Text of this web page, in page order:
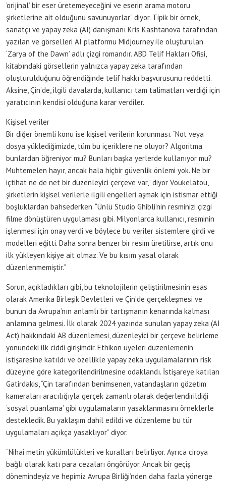
‘orijinal’ bir eser üretemeyeceğini ve eserin arama motoru
şirketlerine ait olduğunu savunuyorlar” diyor. Tipik bir örnek,
sanatçı ve yapay zeka (AI) danışmanı Kris Kashtanova tarafından
yazılan ve görselleri AI platformu Midjourney ile oluşturulan
‘Zarya of the Dawn’ adlı çizgi romandır. ABD Telif Hakları Ofisi,
kitabındaki görsellerin yalnızca yapay zeka tarafından
oluşturulduğunu öğrendiğinde telif hakkı başvurusunu reddetti.
Aksine, Çin’de, ilgili davalarda, kullanıcı tam talimatları verdiği için
yaratıcının kendisi olduğuna karar verdiler.
Kişisel veriler
Bir diğer önemli konu ise kişisel verilerin korunması. “Not veya
dosya yüklediğimizde, tüm bu içeriklere ne oluyor? Algoritma
bunlardan öğreniyor mu? Bunları başka yerlerde kullanıyor mu?
Muhtemelen hayır, ancak hala hiçbir güvenlik önlemi yok. Ne bir
içtihat ne de net bir düzenleyici çerçeve var,” diyor Voukelatou,
şirketlerin kişisel verilerle ilgili engelleri aşmak için istismar ettiği
boşluklardan bahsederken. “Ünlü Studio Ghibli’nin resminizi çizgi
filme dönüştüren uygulaması gibi. Milyonlarca kullanıcı, resminin
işlenmesi için onay verdi ve böylece bu veriler sistemlere girdi ve
modelleri eğitti. Daha sonra benzer bir resim üretilirse, artık onu
ilk yükleyen kişiye ait olmaz. Ve bu kısım yasal olarak
düzenlenmemiştir.”
Sorun, açıkladıkları gibi, bu teknolojilerin geliştirilmesinin esas
olarak Amerika Birleşik Devletleri ve Çin’de gerçekleşmesi ve
bunun da Avrupa’nın anlamlı bir tartışmanın kenarında kalması
anlamına gelmesi. İlk olarak 2024 yazında sunulan yapay zeka (AI
Act) hakkındaki AB düzenlemesi, düzenleyici bir çerçeve belirleme
yönündeki ilk ciddi girişimdir. Ethikon üyeleri düzenlemenin
istişaresine katıldı ve özellikle yapay zeka uygulamalarının risk
düzeyine göre kategorilendirilmesine odaklandı. İstişareye katılan
Gatirdakis, “Çin tarafından benimsenen, vatandaşların gözetim
kameraları aracılığıyla gerçek zamanlı olarak değerlendirildiği
‘sosyal puanlama’ gibi uygulamaların yasaklanmasını örneklerle
destekledik. Bu yaklaşım dahil edildi ve düzenleme bu tür
uygulamaları açıkça yasaklıyor” diyor.
“Nihai metin yükümlülükleri ve kuralları belirliyor. Ayrıca ciroya
bağlı olarak katı para cezaları öngörüyor. Ancak bir geçiş
dönemindeyiz ve hepimiz Avrupa Birliği’nden daha fazla yönerge